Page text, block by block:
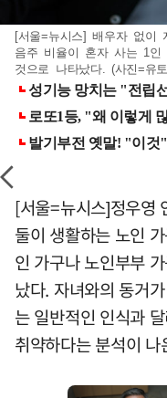
[서울=뉴시스] 배우자 없이
음주 비율이 혼자 사는 1인
것으로 나타났다. (사진=유
[서울=뉴시스]정우영
둘이 생활하는 노인
인 가구나 노인부부
났다. 자녀와의 동거
는 일반적인 인식과
취약하다는 분석이 나